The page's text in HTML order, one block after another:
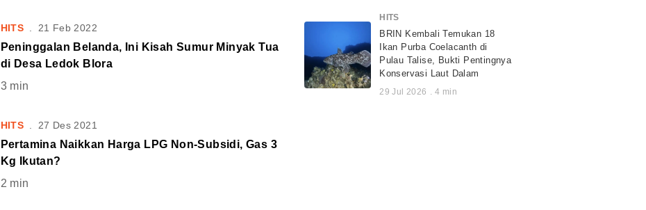
HITS 21 Feb 2022
Peninggalan Belanda, Ini Kisah Sumur Minyak Tua
di Desa Ledok Blora
3min
HITS . 27 Des 2021
Pertamina Naikkan Harga LPG Non-Subsidi, Gas 3
Kg Ikutan?
2 min
HITS
BRIN Kembali Temukan 18
Ikan Purba Coelacanth di
Pulau Talise, Bukti Pentingnya
Konservasi Laut Dalam
29 Jul 2026 . 4 min